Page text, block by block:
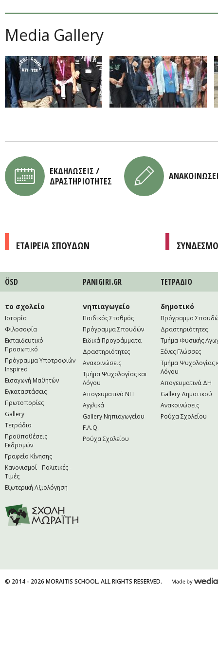
Media Gallery
ΕΚΔΗΛΩΣΕΙΣ /
ΔΡΑΣΤΗΡΙΟΤΗΤΕΣ
ΕΤΑΙΡΕΙΑ ΣΠΟΥΔΩΝ
ÖSD PANIGIRI.GR ΤΕΤΡAΔΙΟ
το σχολείο
Ιστορία
Φιλοσοφία
Εκπαιδευτικό
Προσωπικό
Πρόγραμμα Υποτροφιών
Inspired
Εισαγωγή Μαθητών
Εγκαταστάσεις
Πρωτοπορίες
Gallery
Τετράδιο
Προϋποθέσεις
Εκδρομών
Γραφείο Κίνησης
Κανονισμοί - Πολιτικές -
Τιμές
Εξωτερική Αξιολόγηση
νηπιαγωγείο
Παιδικός Σταθμός
Πρόγραμμα Σπουδών
Ειδικά Προγράμματα
Δραστηριότητες
Ανακοινώσεις
Τμήμα Ψυχολογίας και
Λόγου
Απογευματινά NH
Αγγλικά
Gallery Νηπιαγωγείου
F.A.Q.
Ρούχα Σχολείου
δημοτικό
Πρόγραμμα
Δραστηριότητες
Τμήμα Φυσικής
Ξένες Γλώσσες
Τμήμα Ψυχολογίας
Λόγου
Απογευματινά ΔΗ
Gallery Δημοτικού
Ανακοινώσεις
Ρούχα Σχολείου
© 2014 - 2026 MORAITIS SCHOOL. ALL RIGHTS RESERVED.